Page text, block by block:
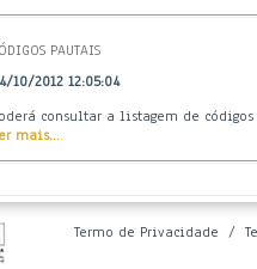
PAUTAIS
10/2012 12:05:04
consultar a listagem de
mais....
Termo de Privacidade /